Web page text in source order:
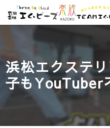
浜松エクステ
子もYouTuber